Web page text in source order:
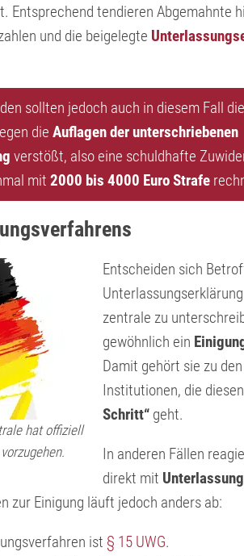
Entsprechend tendieren Abgemahnte
und die beigelegte
sollten jedoch auch in diesem Fall die
die Auflagen der unterschriebenen
verstößt, also eine schuldhafte
mit 2000 bis 4000 Euro Strafe
hat offiziell
Entscheiden sich
zentrale zu
gewöhnlich ein
Damit gehört sie zu
Institutionen, die diesen
Schritt“ geht.
In anderen Fällen
direkt mit
zur Einigung läuft jedoch anders ab:
ist § 15 UWG.